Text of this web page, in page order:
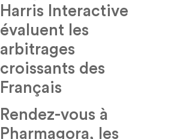
Harris Interactive
évaluent les
arbitrages
croissants des
Français
Rendez-vous à
Pharmagora, les